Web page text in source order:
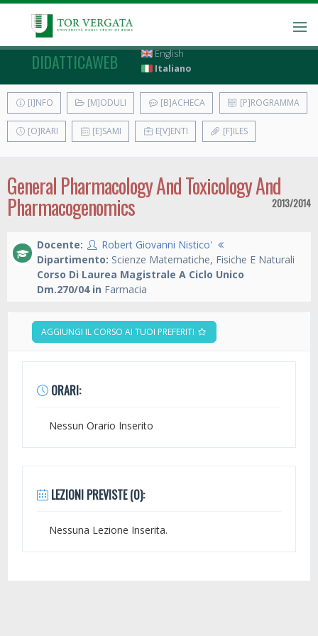
DIDATTICAWEB
English
Italiano
[I]NFO [M]ODULI [B]ACHECA [P]ROGRAMMA
[O]RARI [E]SAMI E[V]ENTI [F]ILES
General Pharmacology And Toxicology And
Pharmacogenomics 2013/2014
Docente:
Robert Giovanni Nistico'
Dipartimento: Scienze Matematiche, Fisiche E Naturali
Corso Di Laurea Magistrale A Ciclo Unico
Dm.270/04 in Farmacia
AGGIUNGI IL CORSO AI TUOI PREFERITI
ORARI:
Nessun Orario Inserito
LEZIONI PREVISTE (0):
Nessuna Lezione Inserita.